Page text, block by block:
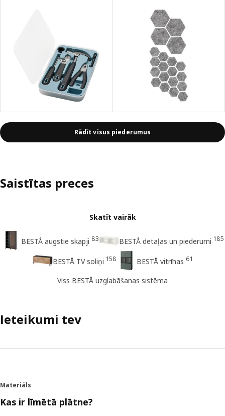
Rādīt visus piederumus
Saistītas preces
Skatīt vairāk
BESTÅ augstie skapji 83 BESTÅ detaļas un piederumi 185
BESTÅ TV soliņi 158 BESTÅ vitrīnas 61
Viss BESTÅ uzglabāšanas sistēma
Ieteikumi tev
Materiāls
Kas ir līmētā plātne?